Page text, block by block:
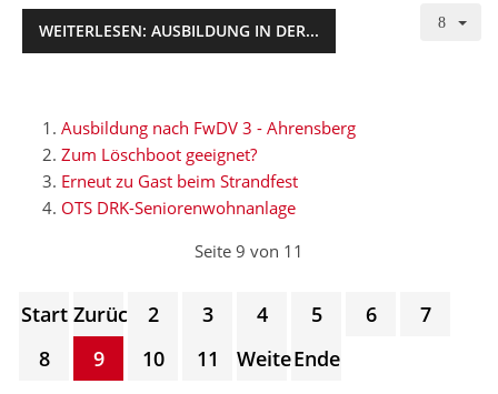
WEITERLESEN: AUSBILDUNG IN DER...
Ausbildung nach FwDV 3 - Ahrensberg
Zum Löschboot geeignet?
Erneut zu Gast beim Strandfest
OTS DRK-Seniorenwohnanlage
Seite 9 von 11
Start Zurück 2 3 4 5 6
7
8
9 10 11 WeiterEnde